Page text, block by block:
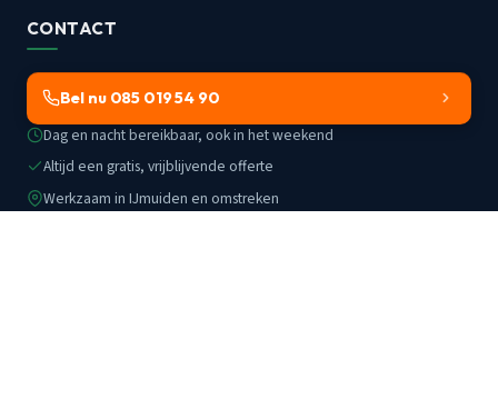
CONTACT
Bel nu 085 019 54 90
Dag en nacht bereikbaar, ook in het weekend
Altijd een gratis, vrijblijvende offerte
Werkzaam in IJmuiden en omstreken